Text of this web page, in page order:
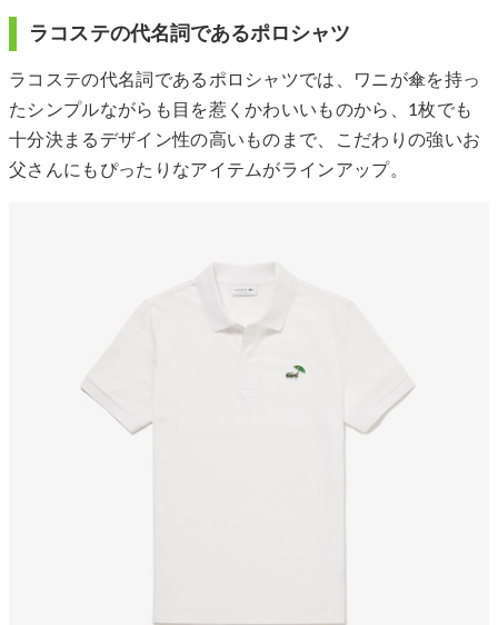
ラコステの代名詞であるポロシャツ
ラコステの代名詞であるポロシャツでは、ワニが傘を持っ
たシンプルながらも目を惹くかわいいものから、1枚でも
十分決まるデザイン性の高いものまで、こだわりの強いお
父さんにもぴったりなアイテムがラインアップ。